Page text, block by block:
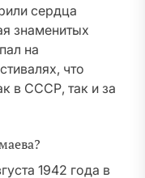
сердца
знаменитых
на
что
в СССР, так и за
1942 года в